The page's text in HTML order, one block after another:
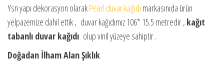
Ysn yapı dekorasyon olarakPearl duvar kağıdı markasınıda ürün
yelpazemize dahil ettik , duvar kağıdımız 106* 15.5 metredir , kağıt
tabanlı duvar kağıdı olup vinil yüzeye sahiptir .
Doğadan İlham Alan Şıklık